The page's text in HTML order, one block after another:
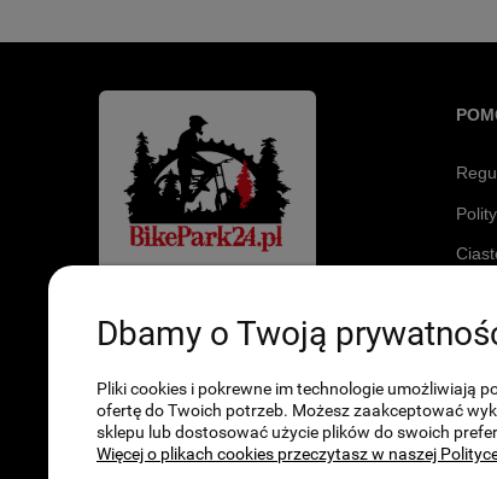
ul. Warszawska 320
Godziny otwarcia
Poniedziałek - Piątek: 10:00 - 19:00
Dbamy o Twoją
Pliki cookies i pokrewne im technologie umożliwiają
ofertę do Twoich potrzeb. Możesz zaakceptować
sklepu lub dostosować użycie plików do swoich
Więcej o plikach cookies przeczytasz w naszej